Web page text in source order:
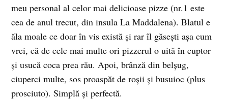
meu personal al celor mai delicioase pizze (nr.1 este
cea de anul trecut, din insula La Maddalena). Blatul e
ăla moale ce doar în vis există şi rar îl găseşti aşa cum
vrei, că de cele mai multe ori pizzerul o uită în cuptor
şi usucă coca prea rău. Apoi, brânză din belşug,
ciuperci multe, sos proaspăt de roşii şi busuioc (plus
prosciuto). Simplă şi perfectă.